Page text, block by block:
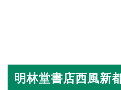
明林堂書店西風新